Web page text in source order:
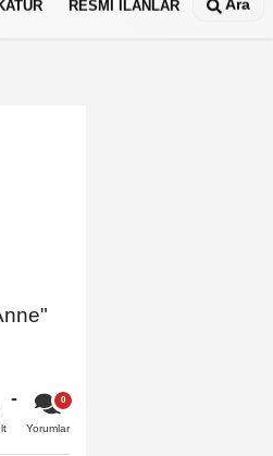
RESMİ İLANLAR Ara
Yorumlar